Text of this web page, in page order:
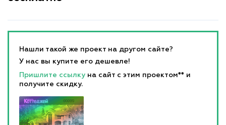
Нашли такой же проект на другом сайте?
У нас вы купите его дешевле!
Пришлите ссылку на сайт с этим проектом** и
получите скидку.